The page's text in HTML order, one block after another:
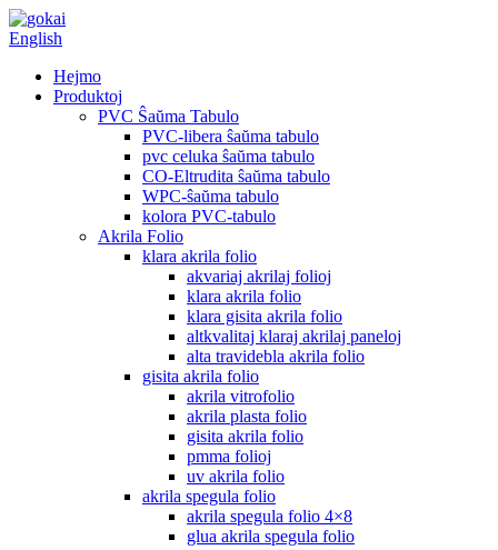
English
Hejmo
Produktoj
PVC Ŝaŭma Tabulo
PVC-libera ŝaŭma tabulo
pvc celuka ŝaŭma tabulo
CO-Eltrudita ŝaŭma tabulo
WPC-ŝaŭma tabulo
kolora PVC-tabulo
Akrila Folio
klara akrila folio
akvariaj akrilaj folioj
klara akrila folio
klara gisita akrila folio
altkvalitaj klaraj akrilaj paneloj
alta travidebla akrila folio
gisita akrila folio
akrila vitrofolio
akrila plasta folio
gisita akrila folio
pmma folioj
uv akrila folio
akrila spegula folio
akrila spegula folio 4×8
glua akrila spegula folio